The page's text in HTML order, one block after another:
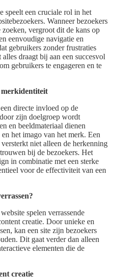
speelt een cruciale rol in het
Wanneer bezoekers
vergroot dit de kans op
eenvoudige navigatie en
gebruikers zonder frustraties
draagt bij aan een succesvol
gebruikers te engageren en te
directe invloed op de
zijn doelgroep wordt
en beeldmateriaal dienen
het imago van het merk. Een
niet alleen de herkenning
bij de bezoekers. Het
in combinatie met een sterke
voor de effectiviteit van een
spelen verrassende
creatie. Door unieke en
kan een site zijn bezoekers
Dit gaat verder dan alleen
elementen die de
creatie